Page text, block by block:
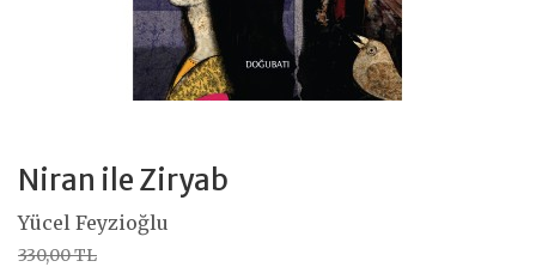
Niran ile Ziryab
Yücel Feyzioğlu
330,00 TL